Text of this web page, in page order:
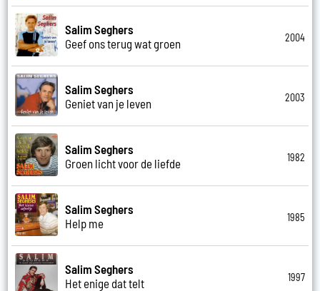
Salim Seghers
Geef ons terug wat groen
2004
Salim Seghers
Geniet van je leven
2003
Salim Seghers
Groen licht voor de liefde
1982
Salim Seghers
Help me
1985
Salim Seghers
Het enige dat telt
1997